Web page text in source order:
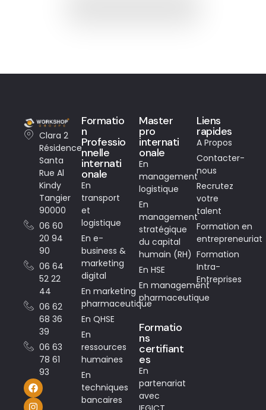
Clara 2
Résidence
Santa
Rue Al
Kindy
Tangier
90000
06 60
20 94
90
06 64
52 22
44
06 62
68 36
39
06 63
78 61
93
Formatio
n
Professio
nnelle
internati
onale
En
transport
et
logistique
En e-
business &
marketing
digital
En marketing
pharmaceutique
En QHSE
En
ressources
humaines
En
techniques
bancaires
Master
pro
internati
onale
En
management
logistique
En
management
stratégique
du capital
humain (RH)
En HSE
En management
pharmaceutique
Formatio
ns
certifiant
es
En
partenariat
avec
Liens
rapides
A Propos
Contacter-
nous
Recrutez
votre
talent
Formation en
entrepreneuriat
Formation
Intra-
Entreprises